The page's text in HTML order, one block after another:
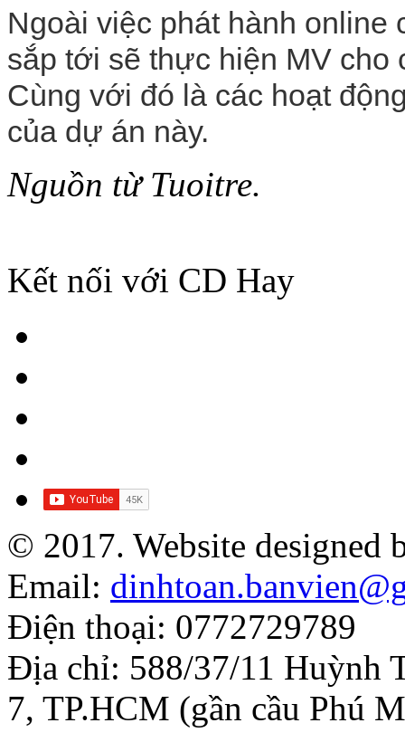
Ngoài việc phát hành
sắp tới sẽ thực hiện MV cho
Cùng với đó là các hoạt
của dự án này.
Nguồn từ Tuoitre.
Kết nối với CD Hay
© 2017. Website designed
Email:
Điện thoại: 0772729789
Địa chỉ: 588/37/11 Huỳnh
7, TP.HCM (gần cầu Phú